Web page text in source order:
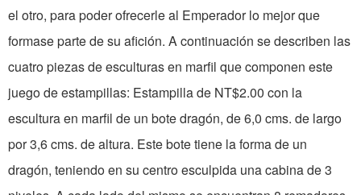
el otro, para poder ofrecerle al Emperador lo mejor que
formase parte de su afición. A continuación se describen las
cuatro piezas de esculturas en marfil que componen este
juego de estampillas: Estampilla de NT$2.00 con la
escultura en marfil de un bote dragón, de 6,0 cms. de largo
por 3,6 cms. de altura. Este bote tiene la forma de un
dragón, teniendo en su centro esculpida una cabina de 3